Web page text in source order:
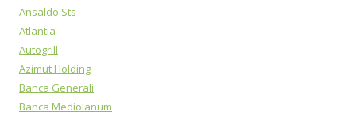
Ansaldo Sts
Atlantia
Autogrill
Azimut Holding
Banca Generali
Banca Mediolanum